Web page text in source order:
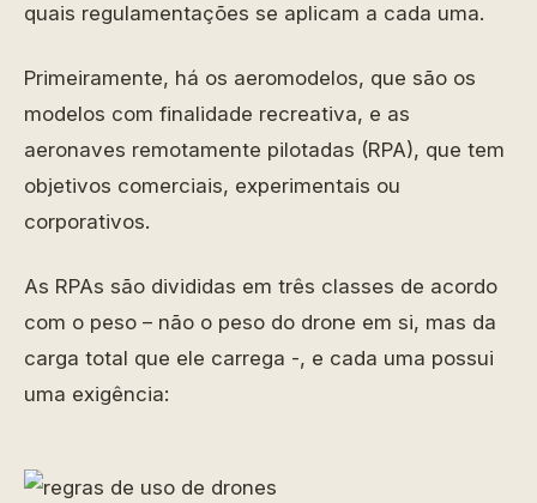
quais regulamentações se aplicam a cada uma.
Primeiramente, há os aeromodelos, que são os
modelos com finalidade recreativa, e as
aeronaves remotamente pilotadas (RPA), que tem
objetivos comerciais, experimentais ou
corporativos.
As RPAs são divididas em três classes de acordo
com o peso – não o peso do drone em si, mas da
carga total que ele carrega -, e cada uma possui
uma exigência: